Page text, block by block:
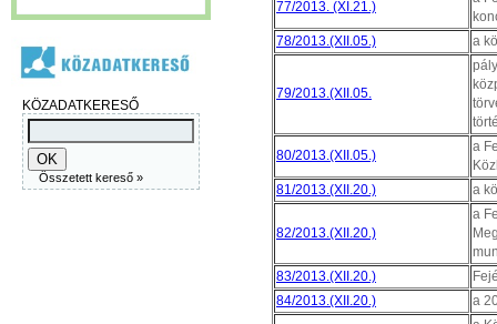
KÖZADATKERESŐ
Összetett kereső »
77/2013. (XI.21.)
78/2013.(XII.05.)
a
79/2013.(XII.05.
80/2013.(XII.05.)
a
81/2013.(XII.20.)
a
82/2013.(XII.20.)
a
83/2013.(XII.20.)
84/2013.(XII.20.)
a